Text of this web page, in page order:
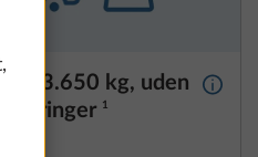
til 3.650 kg, uden
1